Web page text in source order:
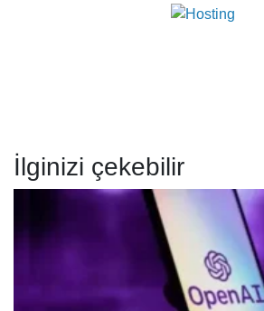
İlginizi çekebilir